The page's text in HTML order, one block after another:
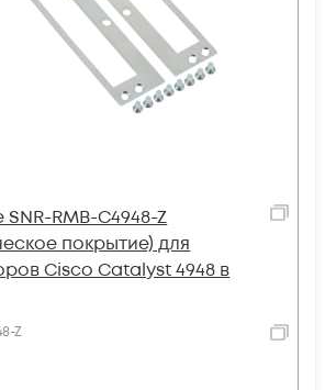
RMB-C4948-Z
покрытие) для
Cisco Catalyst 4948 в
Z